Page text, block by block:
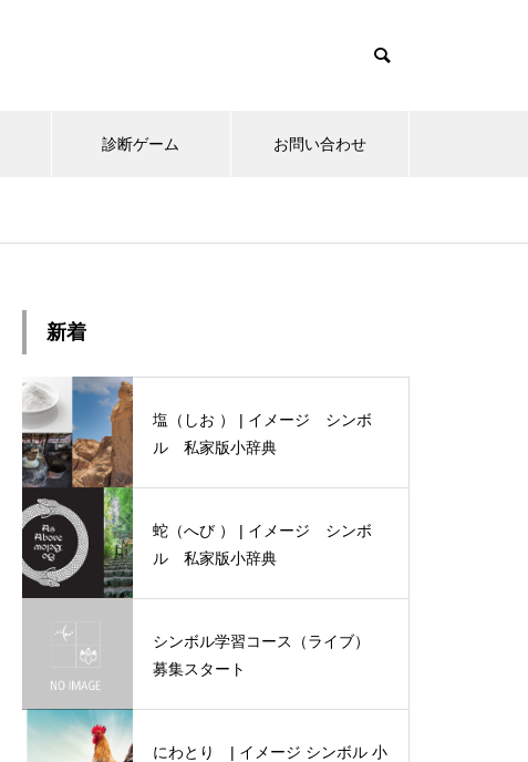
診断ゲーム お問い合わせ
木（生命の樹 ） | イメージ シ
ンボル 私家版小辞典
羊 | イメージ シンボル 私
新着
塩（しお ） | イメージ シンボ
ル 私家版小辞典
蛇（へび ） | イメージ シンボ
ル 私家版小辞典
シンボル学習コース（ライブ）
募集スタート
にわとり | イメージ シンボル 小